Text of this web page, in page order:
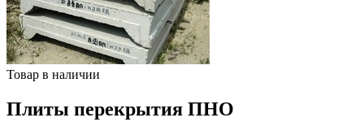
Товар в наличии
Плиты перекрытия ПНО